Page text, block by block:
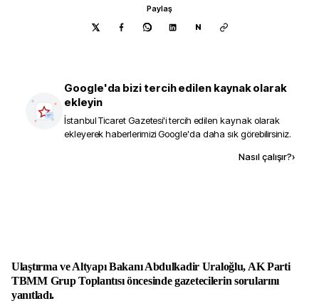
Paylaş
N
Google'da bizi tercih edilen kaynak olarak
ekleyin
İstanbul Ticaret Gazetesi'i tercih edilen kaynak olarak
ekleyerek haberlerimizi Google'da daha sık görebilirsiniz.
Nasıl çalışır?›
Ulaştırma ve Altyapı Bakanı Abdulkadir Uraloğlu, AK Parti
TBMM Grup Toplantısı öncesinde gazetecilerin sorularını
yanıtladı.